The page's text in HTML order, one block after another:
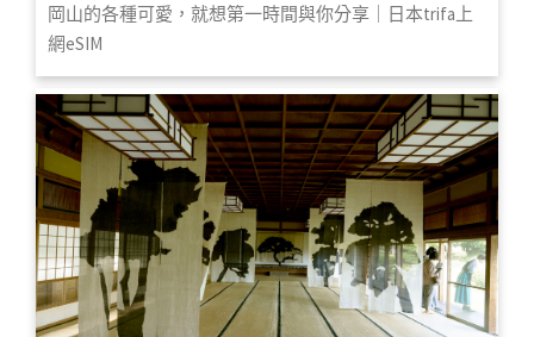
岡山的各種可愛，就想第一時間與你分享｜日本trifa上
網eSIM